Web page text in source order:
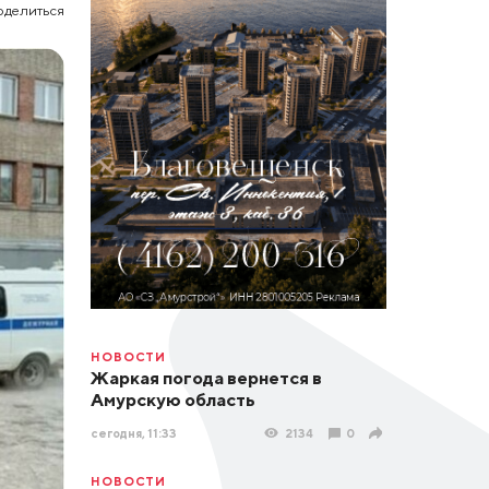
НОВОСТИ
Жаркая погода вернется в
Амурскую область
сегодня, 11:33 2134 0
НОВОСТИ